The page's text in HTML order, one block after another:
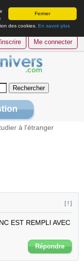
Fermer
des cookies. En savoir plus
Me connecter
à l'étranger
[ ! ]
EST REMPLI AVEC
Répondre